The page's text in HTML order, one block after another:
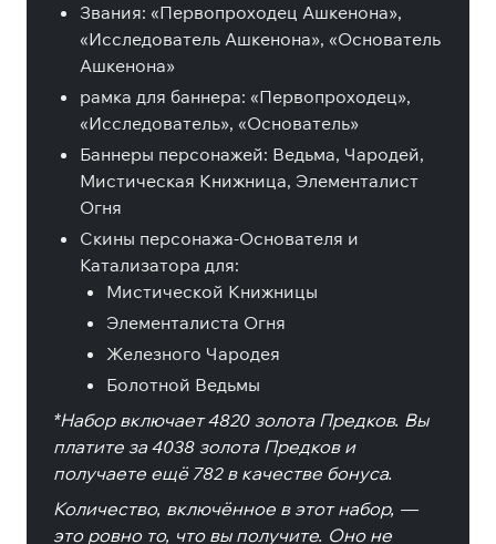
Звания: «Первопроходец Ашкенона»,
«Исследователь Ашкенона», «Основатель
Ашкенона»
рамка для баннера: «Первопроходец»,
«Исследователь», «Основатель»
Баннеры персонажей: Ведьма, Чародей,
Мистическая Книжница, Элементалист
Огня
Скины персонажа-Основателя и
Катализатора для:
Мистической Книжницы
Элементалиста Огня
Железного Чародея
Болотной Ведьмы
*Набор включает 4820 золота Предков. Вы
платите за 4038 золота Предков и
получаете ещё 782 в качестве бонуса.
Количество, включённое в этот набор, —
это ровно то, что вы получите. Оно не